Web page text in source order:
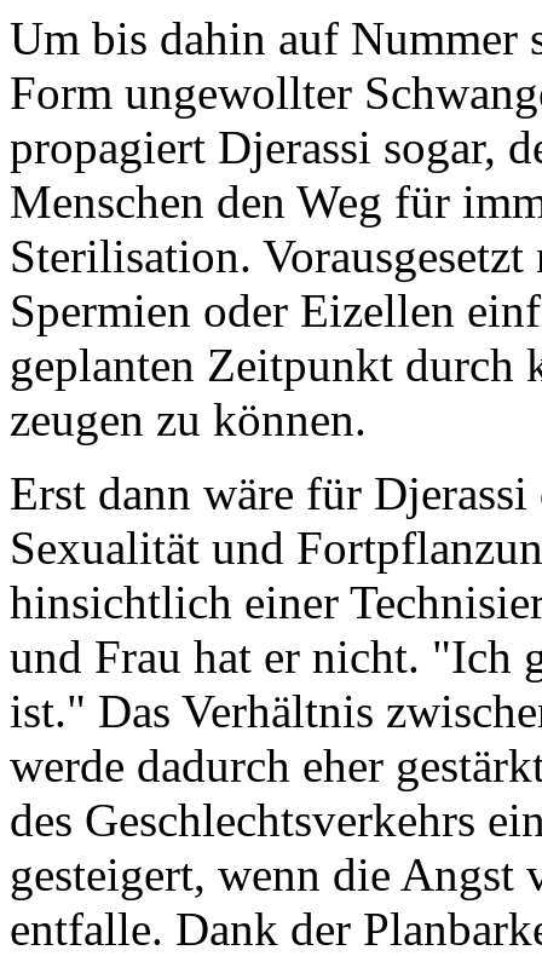
Um bis dahin auf Nummer
Form ungewollter
propagiert Djerassi sogar,
Menschen den Weg für
Sterilisation.
Spermien oder Eizellen
geplanten Zeitpunkt
zeugen zu können.
Erst dann wäre für
Sexualität und
hinsichtlich einer
und Frau hat er nicht. "Ich
ist." Das Verhältnis
werde dadurch eher
des Geschlechtsverkehrs
gesteigert, wenn die Angst
entfalle. Dank der